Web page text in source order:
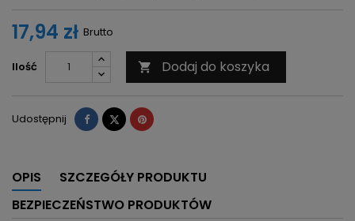
17,94 zł Brutto
Ilość  Dodaj do koszyka
Udostępnij Udostępnij
TweetujPinterest
OPIS
SZCZEGÓŁY PRODUKTU
BEZPIECZEŃSTWO PRODUKTÓW